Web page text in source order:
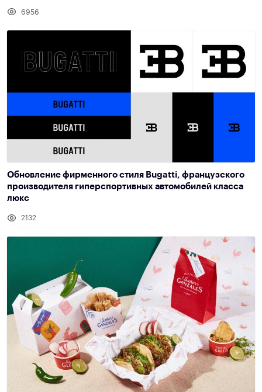
6956
Обновление фирменного стиля Bugatti, французского
производителя гиперспортивных автомобилей класса
люкс
2132